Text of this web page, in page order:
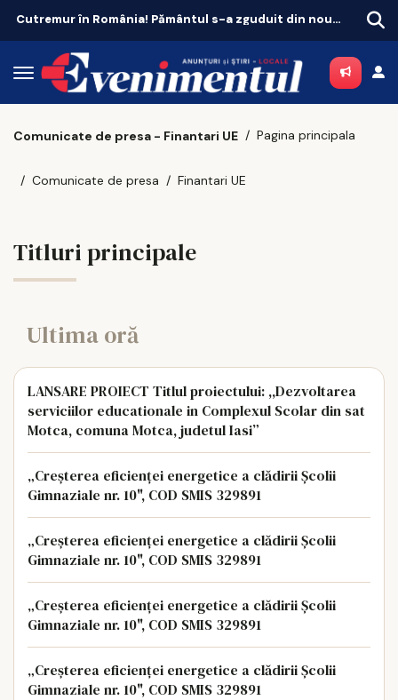
Cutremur în România! Pământul s-a zguduit din nou în zona seismică Vrancea
Comunicate de presa - Finantari UE Pagina principala
Comunicate de presa Finantari UE
Titluri principale
Ultima oră
LANSARE PROIECT Titlul proiectului: ,,Dezvoltarea
serviciilor educationale in Complexul Scolar din sat
Motca, comuna Motca, judetul Iasi”
„Creșterea eficienței energetice a clădirii Școlii
Gimnaziale nr. 10", COD SMIS 329891
„Creșterea eficienței energetice a clădirii Școlii
Gimnaziale nr. 10", COD SMIS 329891
„Creșterea eficienței energetice a clădirii Școlii
Gimnaziale nr. 10", COD SMIS 329891
„Creșterea eficienței energetice a clădirii Școlii
Gimnaziale nr. 10", COD SMIS 329891